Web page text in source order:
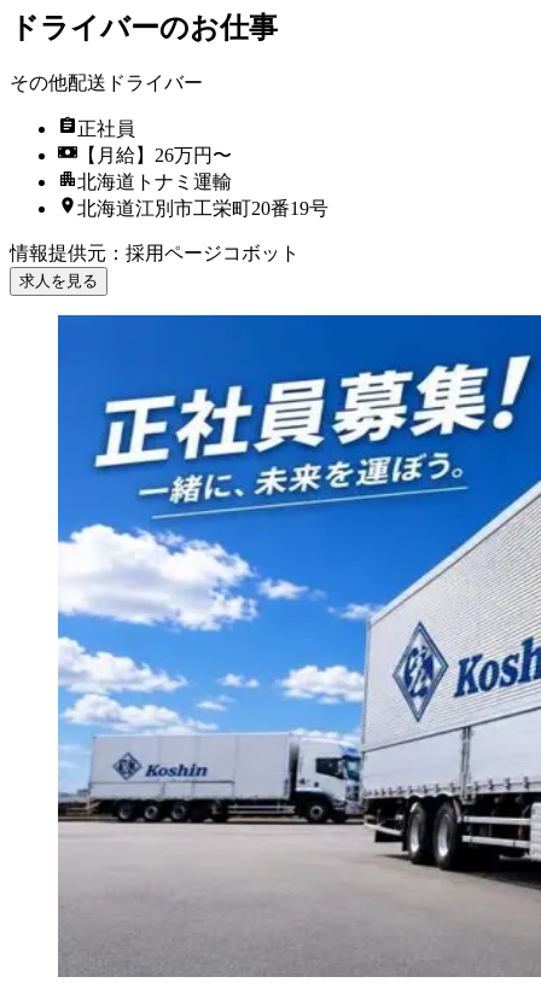
ドライバーのお仕事
その他配送ドライバー
正社員
【月給】26万円〜
北海道トナミ運輸
北海道江別市工栄町20番19号
情報提供元 ： 採用ページコボット
求人を見る